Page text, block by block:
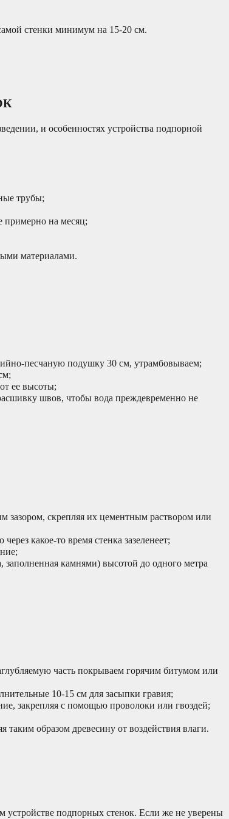
стенки минимум на 15-20 см.
и особенностях устройства подпорной
трубы;
примерно на месяц;
материалами.
песчаную подушку 30 см, утрамбовываем;
ее высоты;
швов, чтобы вода преждевременно не
скрепляя их цементным раствором или
какое-то время стенка зазеленеет;
заполненная камнями) высотой до одного метра
часть покрываем горячим битумом или
10-15 см для засыпки гравия;
закрепляя с помощью проволоки или гвоздей;
образом древесину от воздействия влаги.
подпорных стенок. Если же не уверены